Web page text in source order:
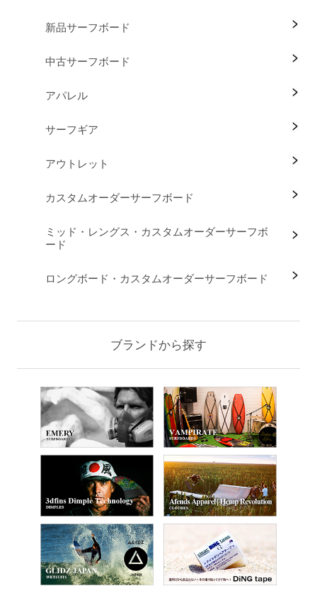
新品サーフボード
中古サーフボード
アパレル
サーフギア
アウトレット
カスタムオーダーサーフボード
ミッド・レングス・カスタムオーダーサーフボ
ード
ロングボード・カスタムオーダーサーフボード
ブランドから探す